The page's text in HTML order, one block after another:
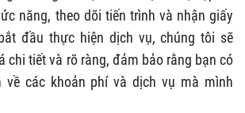
năng, theo dõi tiến trình và nhận giấy
đầu thực hiện dịch vụ, chúng tôi sẽ
chi tiết và rõ ràng, đảm bảo rằng bạn có
các khoản phí và dịch vụ mà mình